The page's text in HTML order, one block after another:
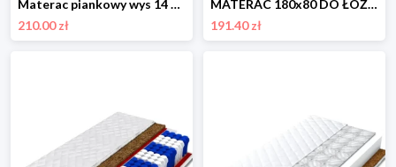
Materac piankowy wys 14 cm 80x200 cm - Wigofil - PRODUCENT !!! HITT !!!
210.00 zł
MATERAC 180x80 DO ŁÓŻKA GRYKA PIANKA KOKOS 180x80
191.40 zł